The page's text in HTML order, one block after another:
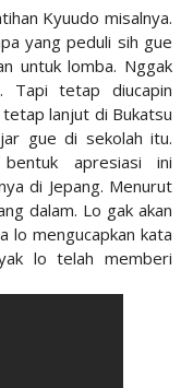
Kyuudo misalnya.
yang peduli sih gue
untuk lomba. Nggak
Tapi tetap diucapin
lanjut di Bukatsu
gue di sekolah itu.
apresiasi ini
di Jepang. Menurut
dalam. Lo gak akan
lo mengucapkan kata
lo telah memberi